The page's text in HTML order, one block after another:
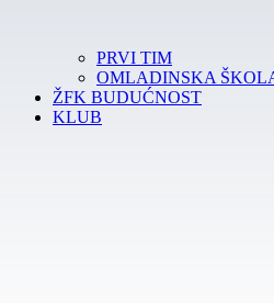
PRVI TIM
OMLADINSKA
ŽFK BUDUĆNOST
KLUB